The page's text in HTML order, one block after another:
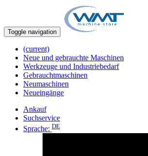
Toggle navigation
(current)
Neue und gebrauchte Maschinen
Werkzeuge und Industriebedarf
Gebrauchtmaschinen
Neumaschinen
Neueingänge
Ankauf
Suchservice
Sprache: DE